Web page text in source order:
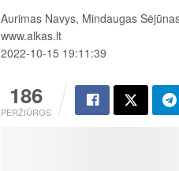
Aurimas Navys, Mindaugas
www.alkas.lt
2022-10-15 19:11:39
186
PERŽIŪROS